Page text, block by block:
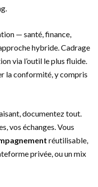
— santé, finance,
hybride. Cadrage
via l’outil le plus fluide.
la conformité, y compris
documentez tout.
vos échanges. Vous
réutilisable,
privée, ou un mix